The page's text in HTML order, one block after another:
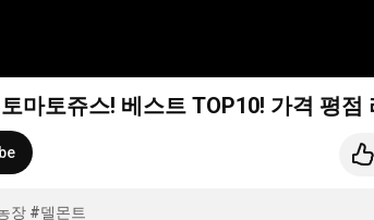
마토쥬스! 베스트 TOP10! 가격 평점
장 #델몬트